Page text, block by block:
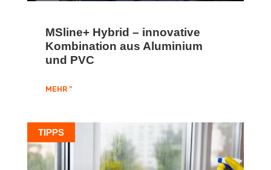
MSline+ Hybrid – innovative
Kombination aus Aluminium
und PVC
MEHR "
TIPPS